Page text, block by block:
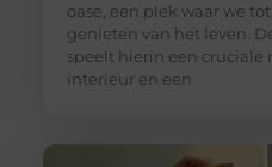
oase, een plek waar we
genieten van het leven.
speelt hierin een cruciale
interieur en een